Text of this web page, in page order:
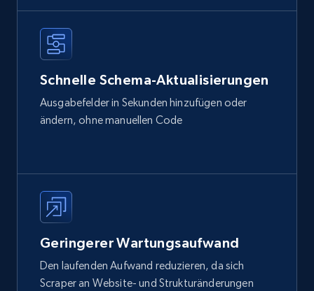
Schnelle Schema-Aktualisierungen
Ausgabefelder in Sekunden hinzufügen oder
ändern, ohne manuellen Code
Geringerer Wartungsaufwand
Den laufenden Aufwand reduzieren, da sich
Scraper an Website- und Strukturänderungen